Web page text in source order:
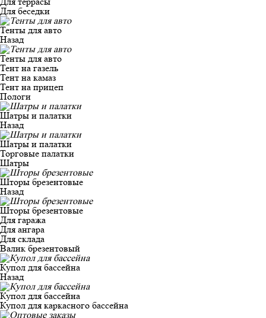
Для беседки
Тенты для авто
Назад
Тенты для авто
Тент на газель
Тент на камаз
Тент на прицеп
Пологи
Шатры и палатки
Назад
Шатры и палатки
Торговые палатки
Шатры
Шторы брезентовые
Назад
Шторы брезентовые
Для гаража
Для ангара
Для склада
Валик брезентовый
Купол для бассейна
Назад
Купол для бассейна
Купол для каркасного бассейна